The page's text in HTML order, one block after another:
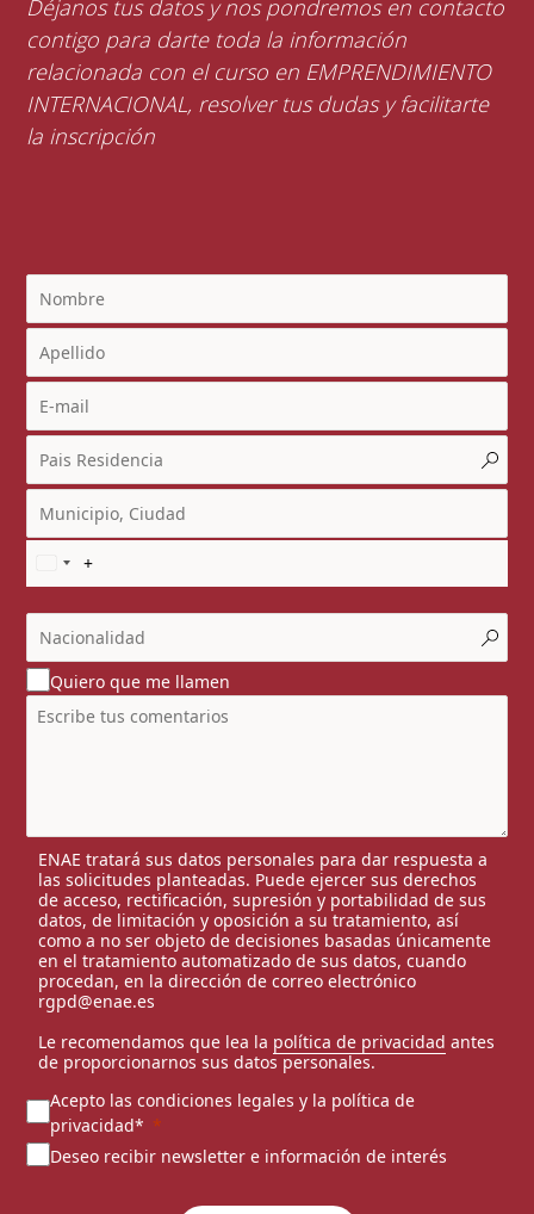
Déjanos tus datos y nos pondremos en contacto
contigo para darte toda la información
relacionada con el curso en EMPRENDIMIENTO
INTERNACIONAL, resolver tus dudas y facilitarte
la inscripción
Quiero que me llamen
ENAE tratará sus datos personales para dar respuesta a
las solicitudes planteadas. Puede ejercer sus derechos
de acceso, rectificación, supresión y portabilidad de sus
datos, de limitación y oposición a su tratamiento, así
como a no ser objeto de decisiones basadas únicamente
en el tratamiento automatizado de sus datos, cuando
procedan, en la dirección de correo electrónico
rgpd@enae.es
Le recomendamos que lea la política de privacidad antes
de proporcionarnos sus datos personales.
Acepto las condiciones legales y la política de
privacidad*
Deseo recibir newsletter e información de interés